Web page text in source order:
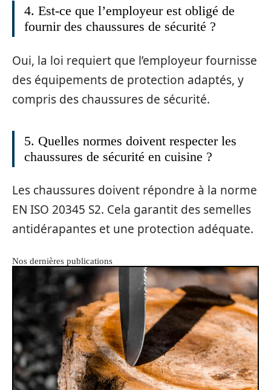
4. Est-ce que l’employeur est obligé de
fournir des chaussures de sécurité ?
Oui, la loi requiert que l’employeur fournisse
des équipements de protection adaptés, y
compris des chaussures de sécurité.
5. Quelles normes doivent respecter les
chaussures de sécurité en cuisine ?
Les chaussures doivent répondre à la norme
EN ISO 20345 S2. Cela garantit des semelles
antidérapantes et une protection adéquate.
Nos dernières publications